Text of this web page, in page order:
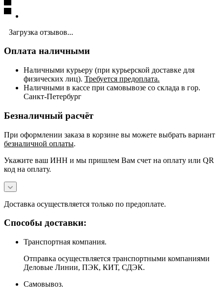
Загрузка отзывов...
Оплата наличными
Наличными курьеру (при курьерской доставке для
физических лиц). Требуется предоплата.
Наличными в кассе при самовывозе со склада в гор.
Санкт-Петербург
Безналичный расчёт
При оформлении заказа в корзине вы можете выбрать вариант
безналичной оплаты.
Укажите ваш ИНН и мы пришлем Вам счет на оплату или QR
код на оплату.
Доставка осуществляется только по предоплате.
Способы доставки:
Транспортная компания.
Отправка осуществляется транспортными компаниями
Деловые Линии, ПЭК, КИТ, СДЭК.
Самовывоз.